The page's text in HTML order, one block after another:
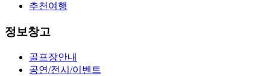
추천여행
정보창고
골프장안내
공연/전시/이벤트